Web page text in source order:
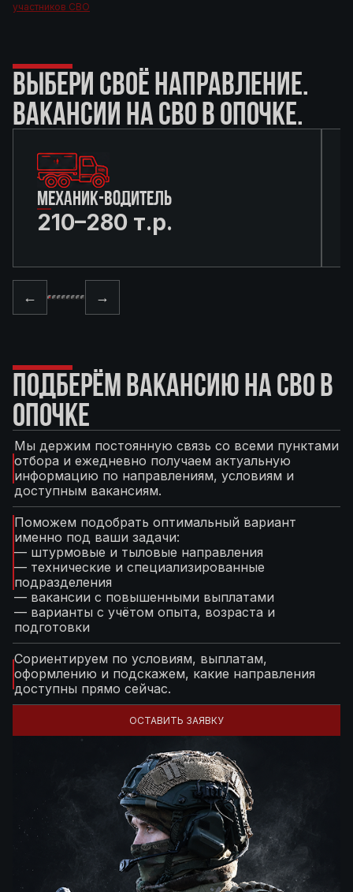
участников СВО
ВЫБЕРИ СВОЁ НАПРАВЛЕНИЕ.
ВАКАНСИИ НА СВО В ОПОЧКЕ.
МЕХАНИК-ВОДИТЕЛЬ
210–280 т.р.
← →
ПОДБЕРЁМ ВАКАНСИЮ НА СВО В
ОПОЧКЕ
Мы держим постоянную связь со всеми пунктами
отбора и ежедневно получаем актуальную
информацию по направлениям, условиям и
доступным вакансиям.
Поможем подобрать оптимальный вариант
именно под ваши задачи:
— штурмовые и тыловые направления
— технические и специализированные
подразделения
— вакансии с повышенными выплатами
— варианты с учётом опыта, возраста и
подготовки
Сориентируем по условиям, выплатам,
оформлению и подскажем, какие направления
доступны прямо сейчас.
ОСТАВИТЬ ЗАЯВКУ